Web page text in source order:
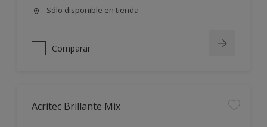
Sólo disponible en tienda
Comparar
Acritec Brillante Mix